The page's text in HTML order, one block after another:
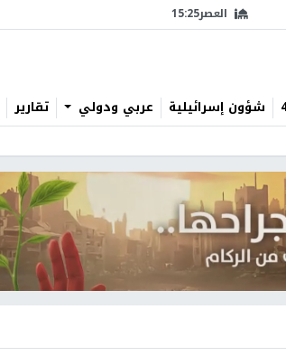
العصر15:25
شؤون إسرائيلية عربي ودولي تقارير